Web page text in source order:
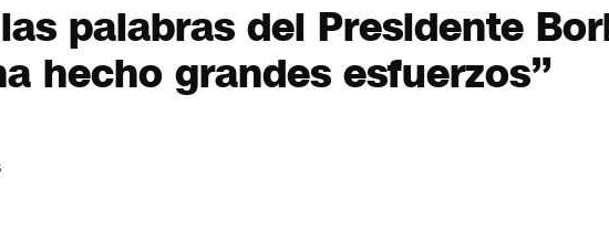
palabras del Presidente
hecho grandes esfuerzos”